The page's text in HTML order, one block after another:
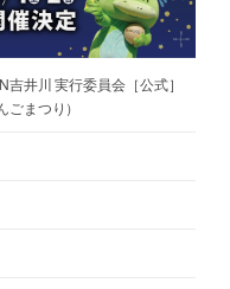
井川 実行委員会［公式］
ごまつり）